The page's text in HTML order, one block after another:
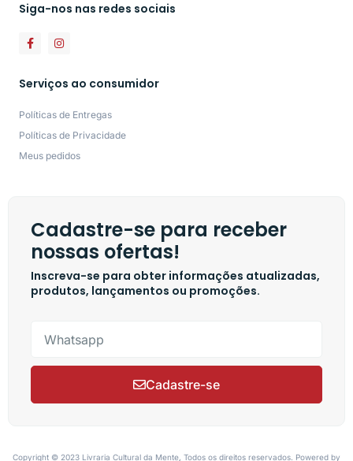
Siga-nos nas redes sociais
Serviços ao consumidor
Políticas de Entregas
Políticas de Privacidade
Meus pedidos
Cadastre-se para receber
nossas ofertas!
Inscreva-se para obter informações atualizadas,
produtos, lançamentos ou promoções.
Cadastre-se
Copyright © 2023 Livraria Cultural da Mente, Todos os direitos reservados. Powered by